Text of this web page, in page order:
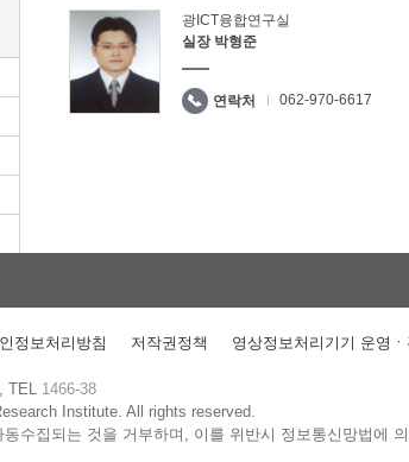
광ICT융합연구실
실장 박형준
연락처 062-970-6617
정보처리방침 저작권정책 영상정보처리기기 운영
TEL 1466-38
Institute.All rights reserved.
수집되는 것을 거부하며, 이를 위반시 정보통신망법에